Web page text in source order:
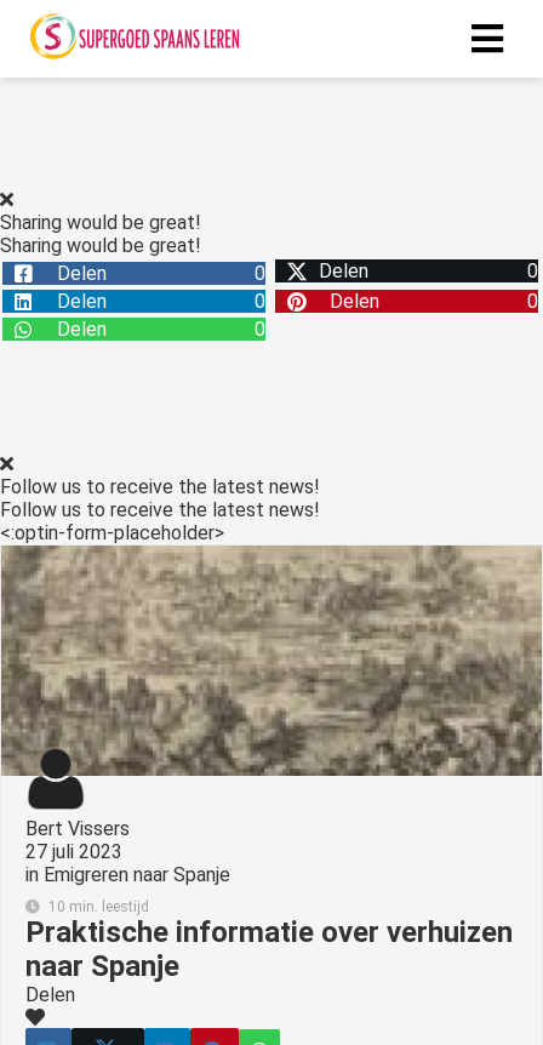
Sharing would be great!
Sharing would be great!
Delen
0 Delen
0
Delen
0 Delen
0
Delen
0
Follow us to receive the latest news!
Follow us to receive the latest news!
<:optin-form-placeholder>
Bert Vissers
27 juli 2023
in Emigreren naar Spanje
10 min. leestijd
Praktische informatie over verhuizen
naar Spanje
Delen
gebruikt
deze
kan de
niet
worden
om
te
over
van
op